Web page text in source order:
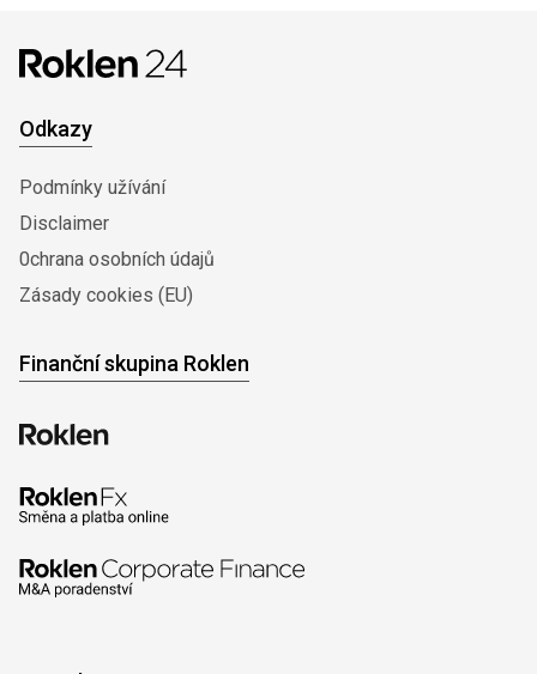
Odkazy
Podmínky užívání
Disclaimer
0chrana osobních údajů
Zásady cookies (EU)
Finanční skupina Roklen